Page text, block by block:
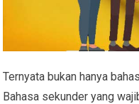
Ternyata bukan hanya
Bahasa sekunder yang